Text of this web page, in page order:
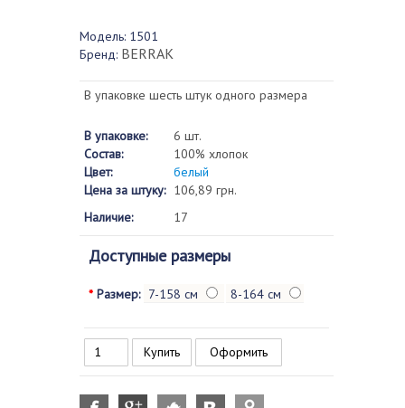
Модель: 1501
Бренд: BERRAK
В упаковке шесть штук одного размера
В упаковке:
6 шт.
Состав:
100% хлопок
Цвет:
белый
Цена за штуку: 106,89 грн.
Наличие:
17
Доступные размеры
* Размер: 7-158 см 8-164 см
Оформить